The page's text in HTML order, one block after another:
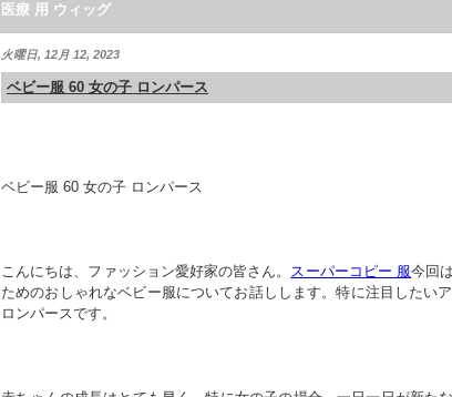
医療 用 ウィッグ
火曜日, 12月 12, 2023
ベビー服 60 女の子 ロンパース
ベビー服 60 女の子 ロンパース
こんにちは、ファッション愛好家の皆さん。 スーパーコピー 服今回
ためのおしゃれなベビー服についてお話しします。特に注目したい
ロンパースです。